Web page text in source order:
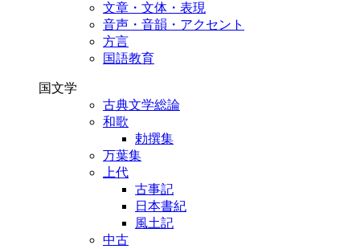
文章・文体・表現
音声・音韻・アクセント
方言
国語教育
国文学
古典文学総論
和歌
勅撰集
万葉集
上代
古事記
日本書紀
風土記
中古